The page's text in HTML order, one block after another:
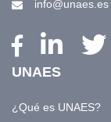
info@unaes.es
UNAES
¿Qué es UNAES?